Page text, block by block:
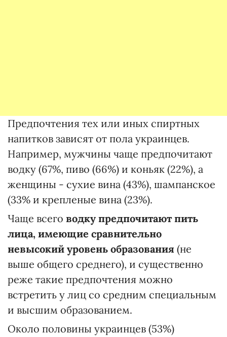
Предпочтения тех или иных спиртных
напитков зависят от пола украинцев.
Например, мужчины чаще предпочитают
водку (67%, пиво (66%) и коньяк (22%), а
женщины - сухие вина (43%), шампанское
(33% и крепленые вина (23%).
Чаще всего водку предпочитают пить
лица, имеющие сравнительно
невысокий уровень образования (не
выше общего среднего), и существенно
реже такие предпочтения можно
встретить у лиц со средним специальным
и высшим образованием.
Около половины украинцев (53%)